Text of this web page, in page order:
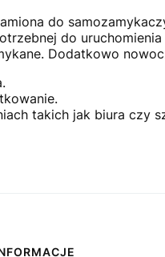
do
do
Dodatkowo
takich jak biura czy